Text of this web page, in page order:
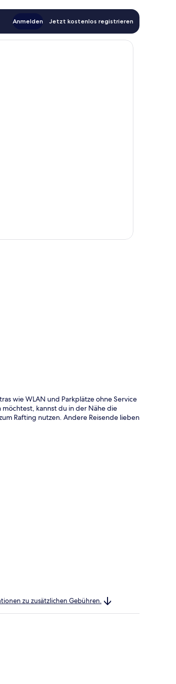
Anmelden Jetzt kostenlos registrieren
wie WLAN und Parkplätze ohne Service
kannst du in der Nähe die
Rafting nutzen. Andere Reisende lieben
zu zusätzlichen Gebühren.